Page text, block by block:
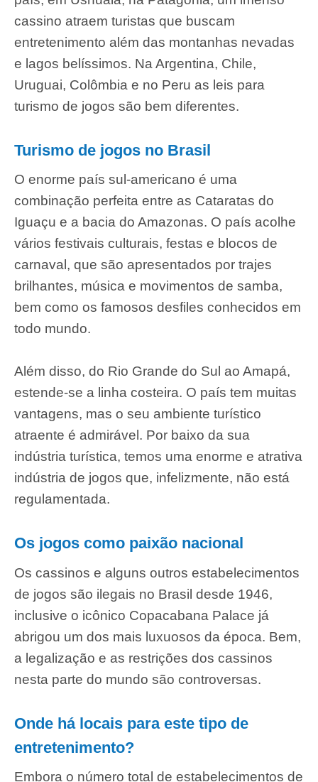
cassino atraem turistas que buscam
entretenimento além das montanhas nevadas
e lagos belíssimos. Na Argentina, Chile,
Uruguai, Colômbia e no Peru as leis para
turismo de jogos são bem diferentes.
Turismo de jogos no Brasil
O enorme país sul-americano é uma
combinação perfeita entre as Cataratas do
Iguaçu e a bacia do Amazonas. O país acolhe
vários festivais culturais, festas e blocos de
carnaval, que são apresentados por trajes
brilhantes, música e movimentos de samba,
bem como os famosos desfiles conhecidos em
todo mundo.
Além disso, do Rio Grande do Sul ao Amapá,
estende-se a linha costeira. O país tem muitas
vantagens, mas o seu ambiente turístico
atraente é admirável. Por baixo da sua
indústria turística, temos uma enorme e atrativa
indústria de jogos que, infelizmente, não está
regulamentada.
Os jogos como paixão nacional
Os cassinos e alguns outros estabelecimentos
de jogos são ilegais no Brasil desde 1946,
inclusive o icônico Copacabana Palace já
abrigou um dos mais luxuosos da época. Bem,
a legalização e as restrições dos cassinos
nesta parte do mundo são controversas.
Onde há locais para este tipo de
entretenimento?
Embora o número total de estabelecimentos de